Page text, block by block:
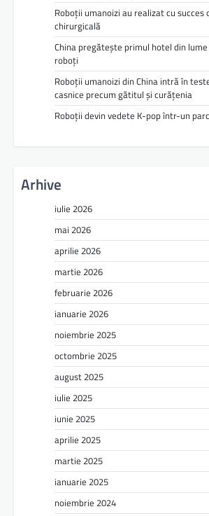
Roboții umanoizi au realizat cu succes
chirurgicală
China pregătește primul hotel din
roboți
Roboții umanoizi din China intră în
casnice precum gătitul și curățenia
Roboții devin vedete K-pop într-un
Arhive
iulie 2026
mai 2026
aprilie 2026
martie 2026
februarie 2026
ianuarie 2026
noiembrie 2025
octombrie 2025
august 2025
iulie 2025
iunie 2025
aprilie 2025
martie 2025
ianuarie 2025
noiembrie 2024